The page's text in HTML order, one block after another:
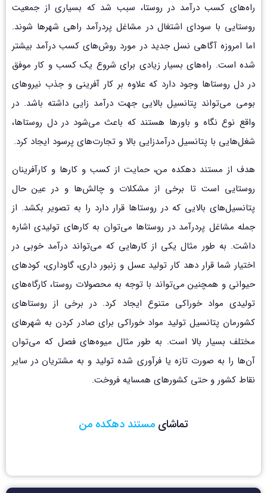
راه‌های کسب درآمد در روستا، سبب شد که بسیاری از جمعیت
روستایی با سودای اشتغال در مشاغل پردرآمد راهی شهرها شوند.
اما امروزه آگاهی نسل جدید در مورد روش‌های کسب درآمد بیشتر
شده است. راه‌های بسیار زیادی برای شروع یک کسب و کار موفق
در دل روستاها وجود دارد که علاوه بر کار آفرینی و جذب نیروهای
بومی می‌تواند پتانسیل بالایی جهت درآمد زایی داشته باشد. در
واقع نوع نگاه و باورها هستند که باعث می‌شود در دل روستاها،
شغل‌هایی با پتانسیل درآمدزایی بالا و تجارت‌های پرسود ایجاد کرد.
هدف از مستند دهکده من، حمایت از کسب و کارها و کارآفرینان
روستایی است تا برخی از مشکلات و چالش‌ها و در عین حال
پتانسیل‌های بالایی که در روستاها قرار دارد را به تصویر بکشد. از
جمله مشاغل پردرآمد در روستاها می‌توان به کارهای تولیدی اشاره
داشت. به طور مثال یکی از کارهایی که می‌تواند درآمد خوبی در
اختیار شما قرار دهد کار تولید عسل و زنبور داری، گاوداری، کودهای
حیوانی و همچنین می‌تواند با توجه به محصولات روستا، کارگاه‌های
تولیدی مواد خوراکی متنوع ایجاد کرد. در برخی از روستاهای
کشورمان پتانسیل تولید مواد خوراکی برای صادر کردن به شهرهای
مختلف بسیار بالا است. به طور مثال میوه‌های فصل که می‌توان
آن‌ها را به صورت تازه یا فرآوری شده تولید و به مشتریان در سایر
نقاط کشور و حتی کشورهای همسایه فروخت.
تماشای مستنددهکده من